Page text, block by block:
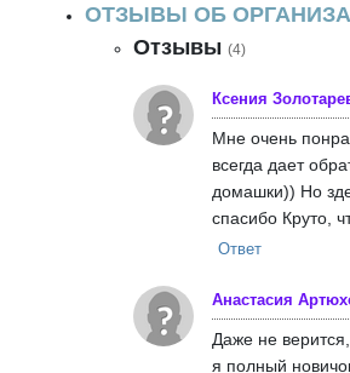
ОТЗЫВЫ ОБ
Отзывы (4)
Ксения
Мне очень
всегда дает
домашки)) Но
спасибо Круто,
Ответ
Анастасия
Даже не
я полный